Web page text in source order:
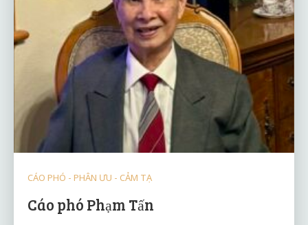
CÁO PHÓ - PHÂN ƯU - CẢM TẠ
Cáo phó Phạm Tấn